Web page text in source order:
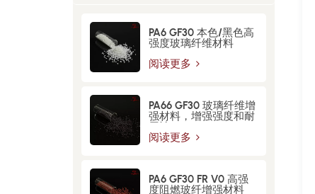
PA6 GF30 本色/黑色高
强度玻璃纤维材料
阅读更多
PA66 GF30 玻璃纤维增​​
强材料，增强强度和耐
用性
阅读更多
PA6 GF30 FR V0 高强
度阻燃玻纤增强材料